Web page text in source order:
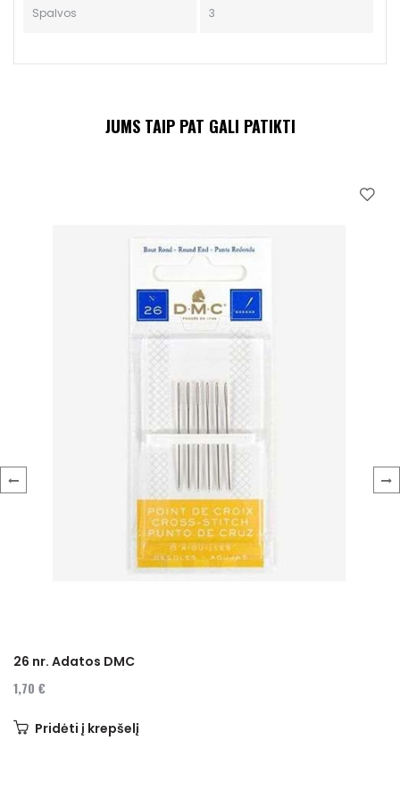
Spalvos 3
JUMS TAIP PAT GALI PATIKTI
26 nr. Adatos DMC
1,70 €
Pridėti į krepšelį